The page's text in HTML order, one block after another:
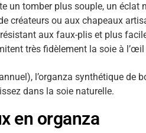
un tomber plus souple, un
créateurs ou aux chapeaux
aux faux-plis et plus
très fidèlement la soie à l’œil
l’organza synthétique de
dans la soie naturelle.
en organza